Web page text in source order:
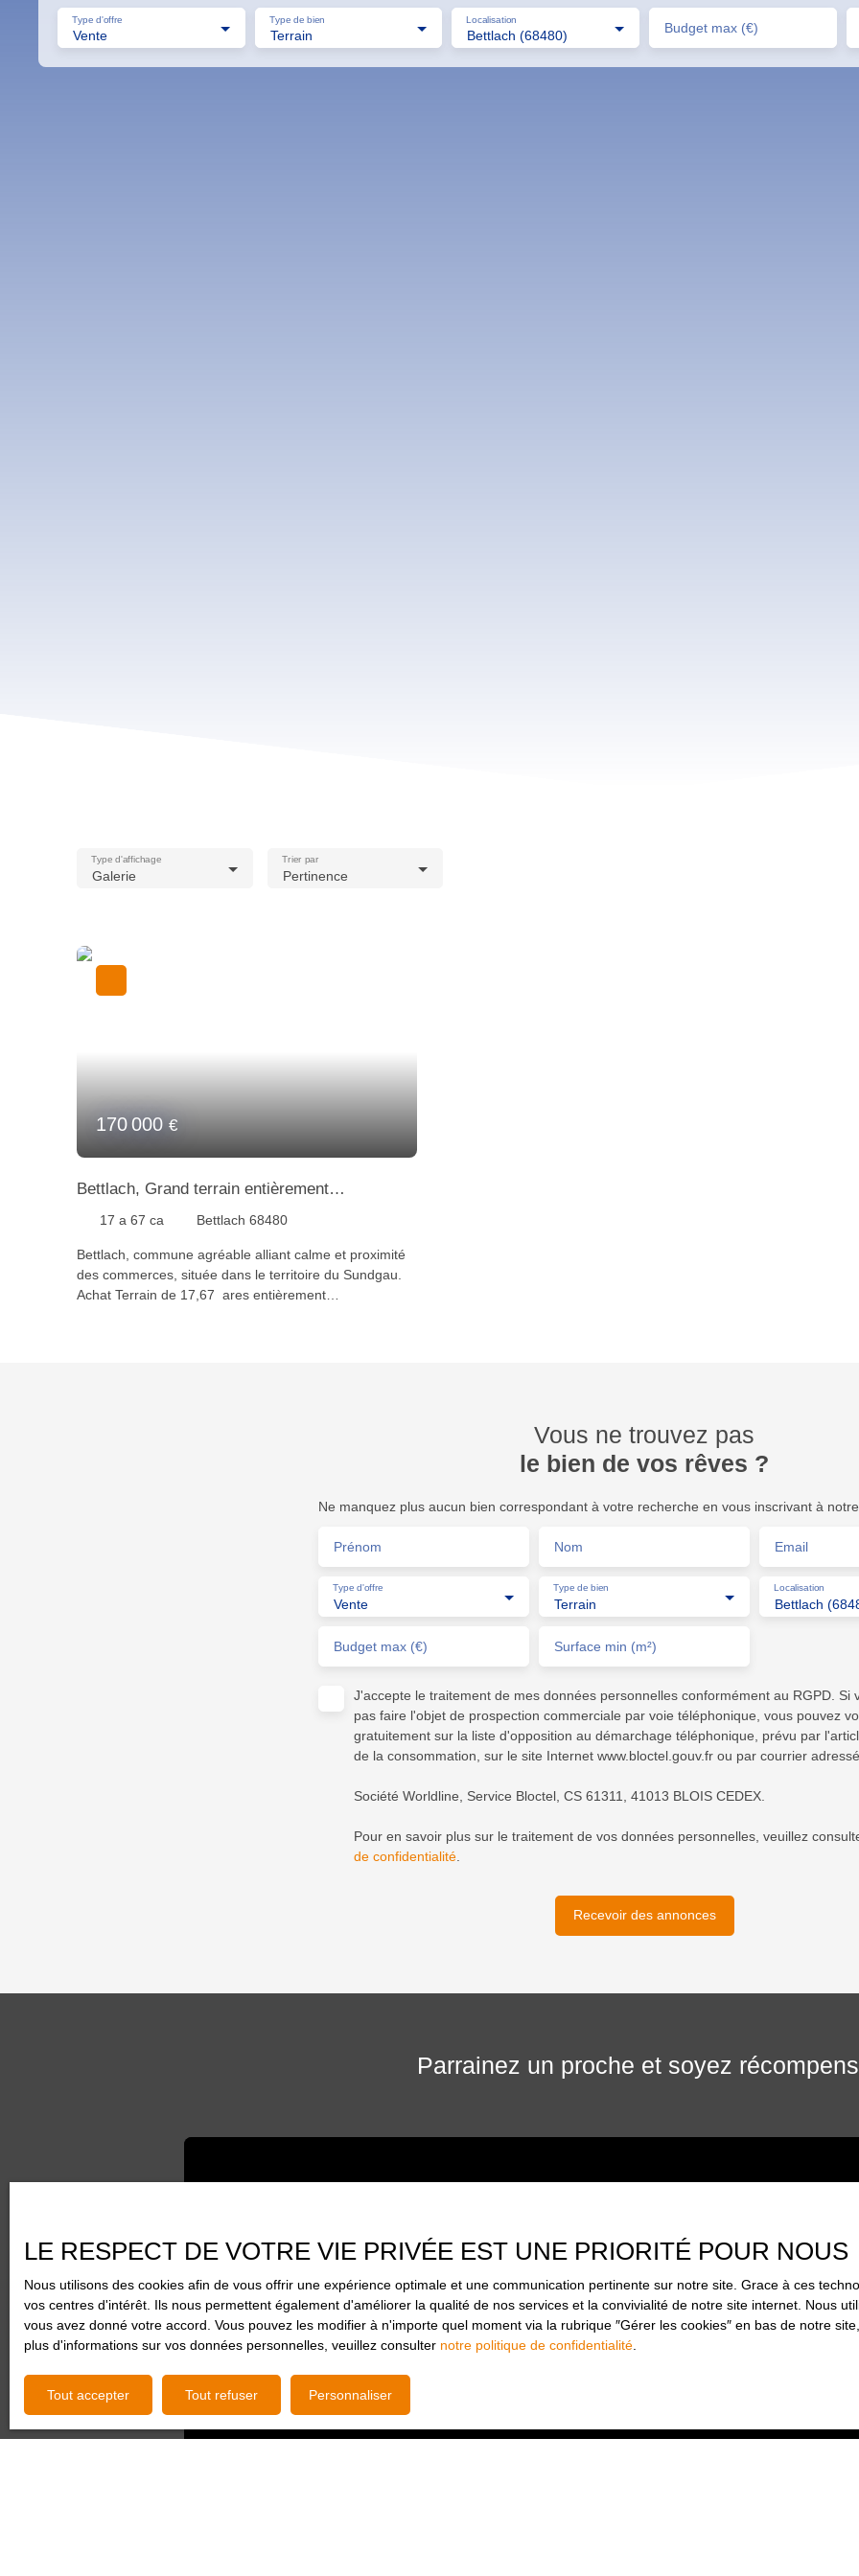
Vente
Type d'offre
Terrain
Type de bien
Bettlach (68480)
Localisation
Budget max (€)
Galerie
Type d'affichage
Pertinence
Trier par
170 000 €
Bettlach, Grand terrain entièrement
constuctible de 17,67 ares
17 a 67 ca Bettlach 68480
Bettlach, commune agréable alliant calme et proximité
des commerces, située dans le territoire du Sundgau.
Achat Terrain de 17,67 ares entièrement
Vous ne trouvez pas
le bien de vos rêves ?
Ne manquez plus aucun bien correspondant à votre recherche en vous inscrivant à
Prénom Nom Email
Vente
Type d'offre
Terrain
Type de bien
Bettlach
Localisation
Budget max (€) Surface min (m²)
J'accepte le traitement de mes données personnelles conformément au RGPD. Si
pas faire l'objet de prospection commerciale par voie téléphonique, vous pouvez
gratuitement sur la liste d'opposition au démarchage téléphonique, prévu par
de la consommation, sur le site Internet www.bloctel.gouv.fr ou par courrier
Société Worldline, Service Bloctel, CS 61311, 41013 BLOIS CEDEX.
Pour en savoir plus sur le traitement de vos données personnelles, veuillez
de confidentialité
Recevoir des annonces
Parrainez un proche et soyez
LE RESPECT DE VOTRE VIE PRIVÉE EST UNE PRIORITÉ POUR NOUS
Nous utilisons des cookies afin de vous offrir une expérience optimale et une communication pertinente sur notre site. Grace à ces
vos centres d'intérêt. Ils nous permettent également d'améliorer la qualité de nos services et la convivialité de notre site internet. Nous
vous avez donné votre accord. Vous pouvez les modifier à n'importe quel moment via la rubrique ″Gérer les cookies″ en bas de notre
plus d'informations sur vos données personnelles, veuillez consulter notre politique de confidentialité
Tout accepter Tout refuser Personnaliser